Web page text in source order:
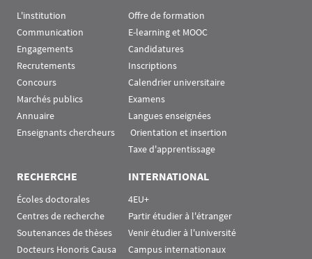
L'institution
Communication
Engagements
Recrutements
Concours
Marchés publics
Annuaire
Enseignants chercheurs
Offre de formation
E-learning et MOOC
Candidatures
Inscriptions
Calendrier universitaire
Examens
Langues enseignées
Orientation et insertion
Taxe d'apprentissage
RECHERCHE
Écoles doctorales
Centres de recherche
Soutenances de thèses
Docteurs Honoris Causa
INTERNATIONAL
4EU+
Partir étudier à l'étranger
Venir étudier à l'université
Campus internationaux